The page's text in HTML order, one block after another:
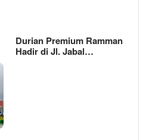
Durian Premium Ramman
Hadir di Jl. Jabal…